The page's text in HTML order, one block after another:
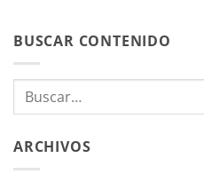
BUSCAR CONTENIDO
ARCHIVOS